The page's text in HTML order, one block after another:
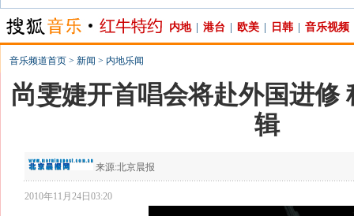
内地 港台 欧美 日韩 音乐视频
音乐频道首页 > 新闻 > 内地乐闻
尚雯婕开首唱会将赴外国进修
辑
来源:北京晨报
2010年11月24日03:20